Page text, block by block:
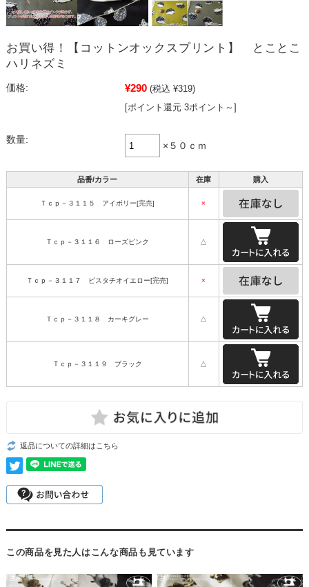
お買い得！【コットンオックスプリント】 とことこ
ハリネズミ
価格: ¥290 (税込 ¥319)
[ポイント還元 3ポイント～]
数量:
×５０ｃｍ
品番/カラー 在庫 購入
Ｔｃｐ－３１１５ アイボリー[完売] ×
Ｔｃｐ－３１１６ ローズピンク △
Ｔｃｐ－３１１７ ピスタチオイエロー[完売] ×
Ｔｃｐ－３１１８ カーキグレー △
Ｔｃｐ－３１１９ ブラック △
返品についての詳細はこちら
この商品を見た人はこんな商品も見ています